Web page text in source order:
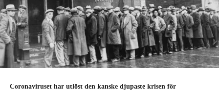
Coronaviruset har utlöst den kanske djupaste krisen för